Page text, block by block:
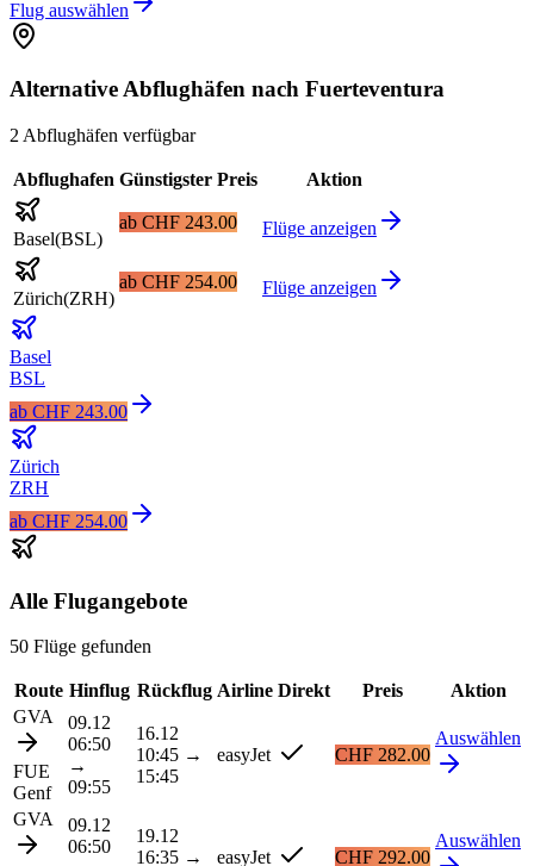
Flug auswählen
Alternative Abflughäfen nach Fuerteventura
2 Abflughäfen verfügbar
Abflughafen Günstigster Preis Aktion
Basel(BSL)
ab CHF 243.00 Flüge anzeigen
Zürich(ZRH)
ab CHF 254.00 Flüge anzeigen
Basel
BSL
ab CHF 243.00
Zürich
ZRH
ab CHF 254.00
Alle Flugangebote
50 Flüge gefunden
Route Hinflug Rückflug Airline Direkt Preis
Aktion
GVA
FUE
Genf
09.12
06:50
→
09:55
16.12
10:45 →
15:45
easyJet CHF 282.00
Auswählen
GVA
09.12
06:50
19.12
16:35 → easyJet CHF 292.00
Auswählen